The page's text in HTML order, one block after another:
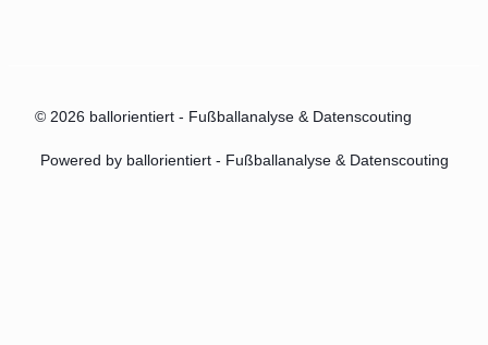
© 2026 ballorientiert - Fußballanalyse & Datenscouting
Powered by ballorientiert - Fußballanalyse & Datenscouting